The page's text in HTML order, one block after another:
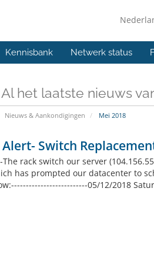
Kennisbank Netwerk status
Al het laatste nieuws
Nieuws & Aankondigingen Mei 2018
Switch
rack switch our server
has prompted our datacenter to
05/12/2018